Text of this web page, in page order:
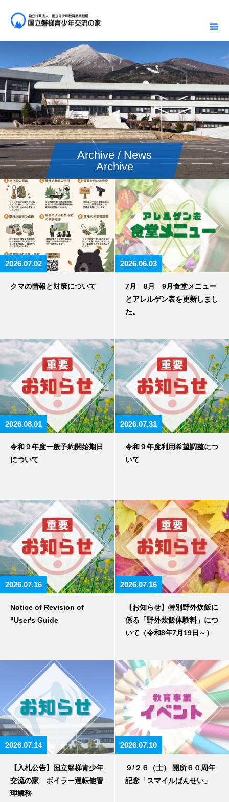
Archive / News
Archive
2026.07.02
クマの情報と対策について
2026.06.03
7月 8月 9月食堂メニュー
とアレルゲン表を更新しまし
た。
2026.08.01
令和９年度一般予約開始期日
について
2026.07.31
令和９年度利用希望調整につ
いて
2026.07.16
Notice of Revision of
"User's Guide
2026.07.16
【お知らせ】特別野外炊飯に
係る「野外炊飯体験料」につ
いて（令和8年7月19日～）
2026.07.14
【入札公告】国立磐梯青少年
交流の家 ボイラー運転他管
理業務
2026.07.10
９/２６（土） 開所６０周年
記念「スマイルばんせい」